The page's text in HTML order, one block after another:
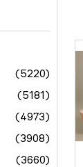
(5220)
(5181)
(4973)
(3908)
(3660)